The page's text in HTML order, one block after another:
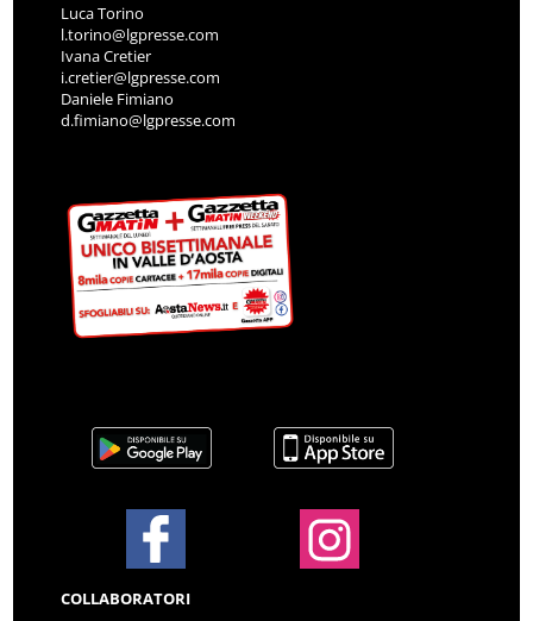
Luca Torino
l.torino@lgpresse.com
Ivana Cretier
i.cretier@lgpresse.com
Daniele Fimiano
d.fimiano@lgpresse.com
COLLABORATORI